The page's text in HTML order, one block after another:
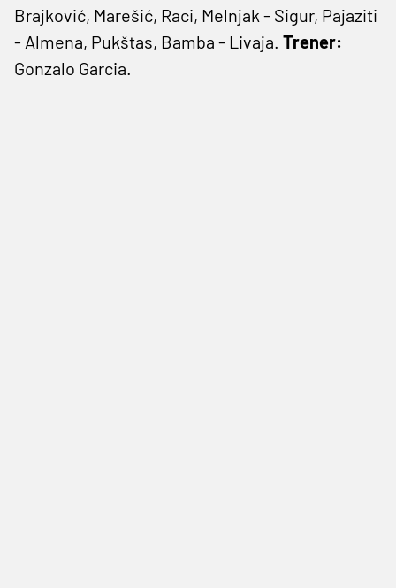
Brajković, Marešić, Raci, Melnjak - Sigur, Pajaziti
- Almena, Pukštas, Bamba - Livaja. Trener:
Gonzalo Garcia.